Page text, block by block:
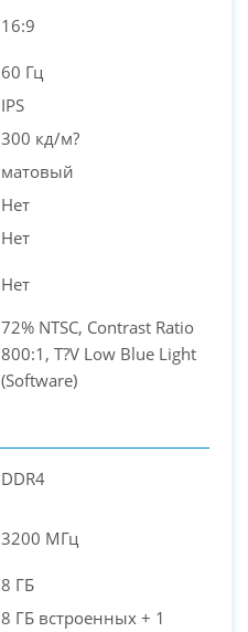
16:9
60 Гц
IPS
300 кд/м?
матовый
Нет
Нет
Нет
72% NTSC, Contrast Ratio
800:1, T?V Low Blue Light
(Software)
DDR4
3200 МГц
8 ГБ
8 ГБ встроенных + 1